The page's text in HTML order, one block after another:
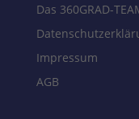
Das 360GRAD-
Impressum
AGB